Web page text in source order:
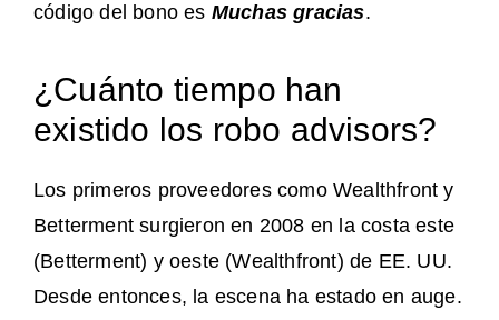
código del bono es Muchas gracias.
¿Cuánto tiempo han
existido los robo advisors?
Los primeros proveedores como Wealthfront y
Betterment surgieron en 2008 en la costa este
(Betterment) y oeste (Wealthfront) de EE. UU.
Desde entonces, la escena ha estado en auge.